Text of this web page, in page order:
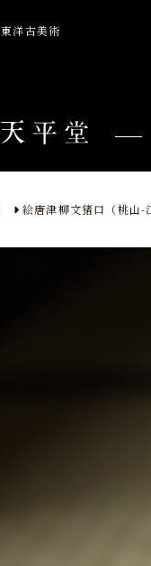
東洋古美術
絵唐津柳文猪口（桃山-